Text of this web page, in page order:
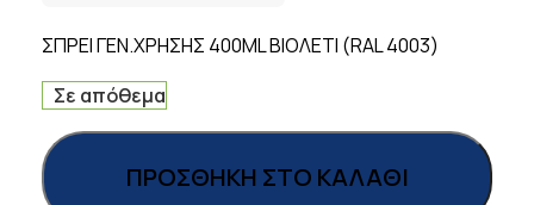
ΣΠΡΕΙ ΓΕΝ.ΧΡΗΣΗΣ 400ML ΒΙΟΛΕΤΙ (RAL 4003)
Σε απόθεμα
ΠΡΟΣΘΉΚΗ ΣΤΟ ΚΑΛΆΘΙ